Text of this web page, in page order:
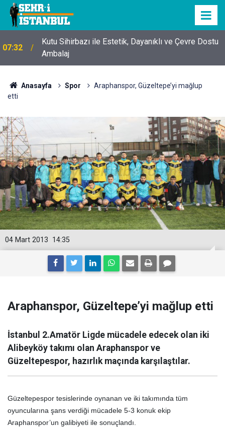
07:32
Kutu Sihirbazı ile Estetik, Dayanıklı ve Çevre Dostu
Ambalaj
Anasayfa Spor
Araphanspor, Güzeltepe’yi mağlup
etti
14:35
04 Mart 2013
Araphanspor, Güzeltepe’yi mağlup etti
İstanbul 2.Amatör Ligde mücadele edecek olan iki
Alibeyköy takımı olan Araphanspor ve
Güzeltepespor, hazırlık maçında karşılaştılar.
Güzeltepespor tesislerinde oynanan ve iki takımında tüm
oyuncularına şans verdiği mücadele 5-3 konuk ekip
Araphanspor’un galibiyeti ile sonuçlandı.